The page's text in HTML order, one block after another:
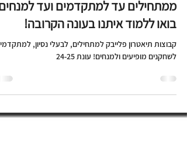
לימודי תיאטרון פלייבק לכל הרמות-
ממתחילים עד למתקדמים ועד
בואו ללמוד איתנו בעונה הקרובה!
קבוצות תיאטרון פלייבק למתחילים, לבעלי נסיון,